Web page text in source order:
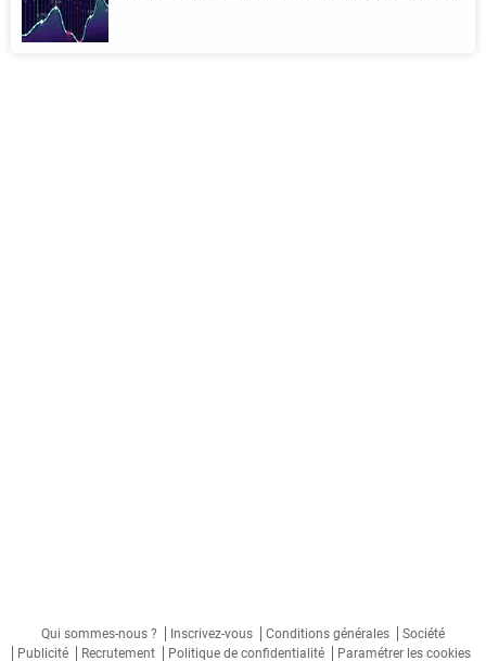
Qui sommes-nous ? Inscrivez-vous Conditions générales
Société
Publicité
Recrutement Politique de confidentialité Paramétrer les cookies